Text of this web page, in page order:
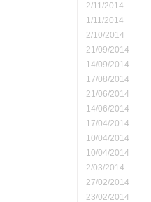
2/11/2014
1/11/2014
2/10/2014
21/09/2014
14/09/2014
17/08/2014
21/06/2014
14/06/2014
17/04/2014
10/04/2014
10/04/2014
2/03/2014
27/02/2014
23/02/2014